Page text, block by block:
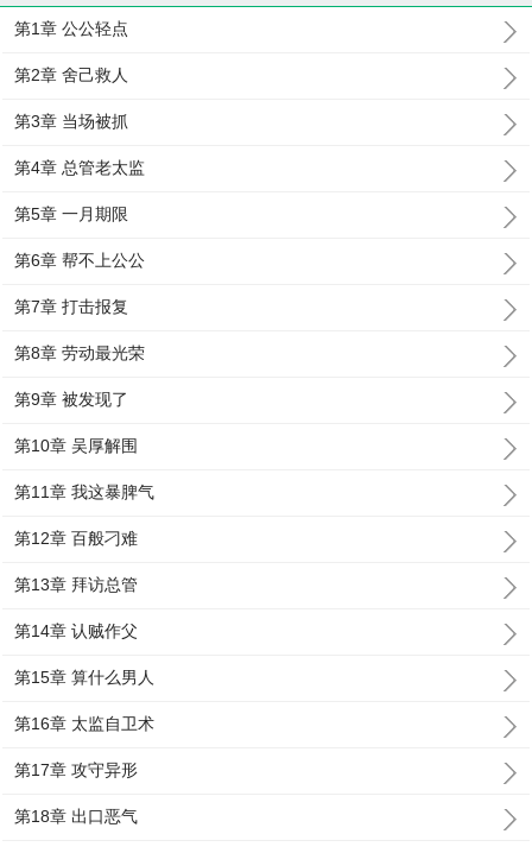
第1章 公公轻点
第2章 舍己救人
第3章 当场被抓
第4章 总管老太监
第5章 一月期限
第6章 帮不上公公
第7章 打击报复
第8章 劳动最光荣
第9章 被发现了
第10章 吴厚解围
第11章 我这暴脾气
第12章 百般刁难
第13章 拜访总管
第14章 认贼作父
第15章 算什么男人
第16章 太监自卫术
第17章 攻守异形
第18章 出口恶气